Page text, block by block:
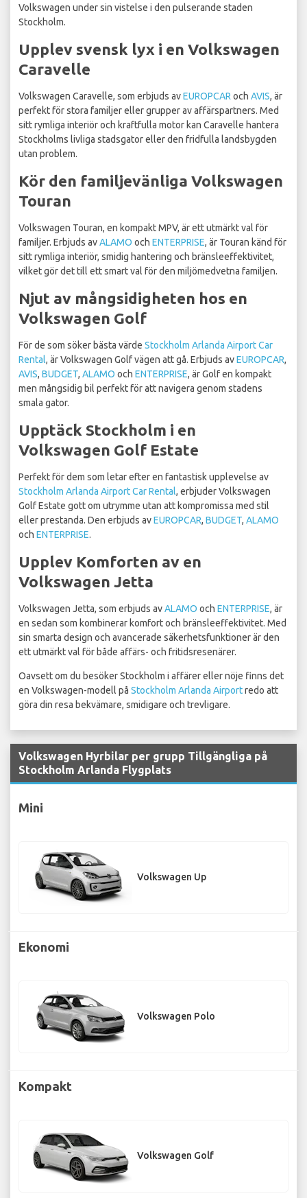
Volkswagen under sin vistelse i den pulserande staden
Stockholm.
Upplev svensk lyx i en Volkswagen
Caravelle
Volkswagen Caravelle, som erbjuds avEUROPCAR och AVIS, är
perfekt för stora familjer eller grupper av affärspartners. Med
sitt rymliga interiör och kraftfulla motor kan Caravelle hantera
Stockholms livliga stadsgator eller den fridfulla landsbygden
utan problem.
Kör den familjevänliga Volkswagen
Touran
Volkswagen Touran, en kompakt MPV, är ett utmärkt val för
familjer. Erbjuds avALAMO och ENTERPRISE, är Touran känd för
sitt rymliga interiör, smidig hantering och bränsleeffektivitet,
vilket gör det till ett smart val för den miljömedvetna familjen.
Njut av mångsidigheten hos en
Volkswagen Golf
För de som söker bästa värde Stockholm Arlanda Airport Car
Rental, är Volkswagen Golf vägen att gå. Erbjuds avEUROPCAR,
AVIS, BUDGET, ALAMO och ENTERPRISE, är Golf en kompakt
men mångsidig bil perfekt för att navigera genom stadens
smala gator.
Upptäck Stockholm i en
Volkswagen Golf Estate
Perfekt för dem som letar efter en fantastisk upplevelse av
Stockholm Arlanda Airport Car Rental, erbjuder Volkswagen
Golf Estate gott om utrymme utan att kompromissa med stil
eller prestanda. Den erbjuds avEUROPCAR, BUDGET, ALAMO
och ENTERPRISE.
Upplev Komforten av en
Volkswagen Jetta
Volkswagen Jetta, som erbjuds avALAMO och ENTERPRISE, är
en sedan som kombinerar komfort och bränsleeffektivitet. Med
sin smarta design och avancerade säkerhetsfunktioner är den
ett utmärkt val för både affärs- och fritidsresenärer.
Oavsett om du besöker Stockholm i affärer eller nöje finns det
en Volkswagen-modell på Stockholm Arlanda Airportredo att
göra din resa bekvämare, smidigare och trevligare.
Volkswagen Hyrbilar per grupp Tillgängliga på
Stockholm Arlanda Flygplats
Mini
Volkswagen Up
Ekonomi
Volkswagen Polo
Kompakt
Volkswagen Golf